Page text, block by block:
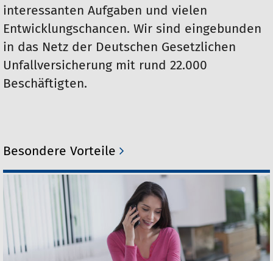
interessanten Aufgaben und vielen
Entwicklungschancen. Wir sind eingebunden
in das Netz der Deutschen Gesetzlichen
Unfallversicherung mit rund 22.000
Beschäftigten.
Besondere Vorteile